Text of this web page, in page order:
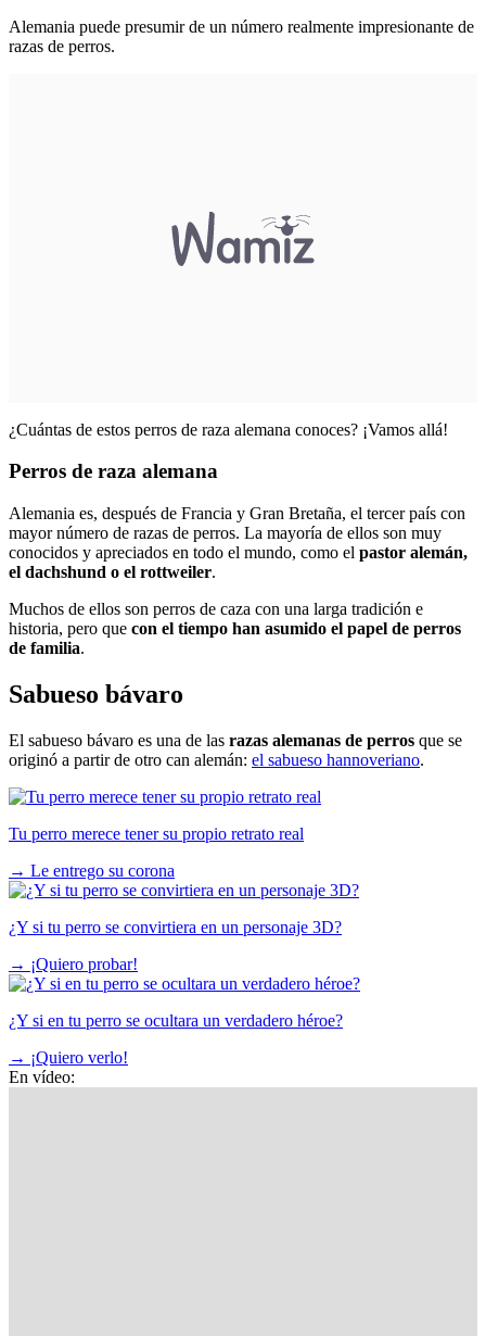
Alemania puede presumir de un número realmente impresionante de
razas de perros.
¿Cuántas de estos perros de raza alemana conoces? ¡Vamos allá!
Perros de raza alemana
Alemania es, después de Francia y Gran Bretaña, el tercer país con
mayor número de razas de perros. La mayoría de ellos son muy
conocidos y apreciados en todo el mundo, como el pastor alemán,
el dachshund o el rottweiler.
Muchos de ellos son perros de caza con una larga tradición e
historia, pero que con el tiempo han asumido el papel de perros
de familia.
Sabueso bávaro
El sabueso bávaro es una de las razas alemanas de perros que se
originó a partir de otro can alemán: el sabueso hannoveriano.
Tu perro merece tener su propio retrato real
→ Le entrego su corona
¿Y si tu perro se convirtiera en un personaje 3D?
→ ¡Quiero probar!
¿Y si en tu perro se ocultara un verdadero héroe?
→ ¡Quiero verlo!
En vídeo: